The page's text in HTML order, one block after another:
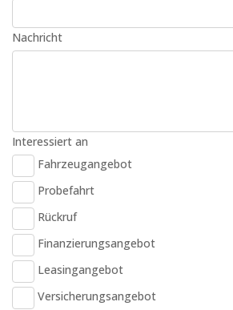
Nachricht
Interessiert an
Fahrzeugangebot
Probefahrt
Rückruf
Finanzierungsangebot
Leasingangebot
Versicherungsangebot